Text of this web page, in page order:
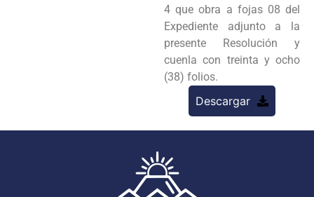
4 que obra a fojas 08 del
Expediente adjunto a la
presente Resolución y
cuenla con treinta y ocho
(38) folios.
Descargar